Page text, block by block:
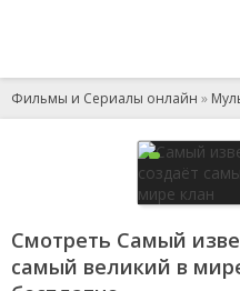
Фильмы и Сериалы онлайн »
Смотреть Самый
самый великий в